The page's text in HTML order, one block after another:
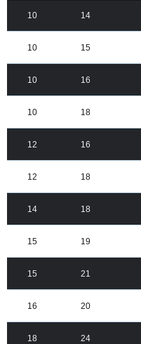
10 14
10 15
10 16
10 18
12 16
12 18
14 18
15 19
15 21
16 20
18 24